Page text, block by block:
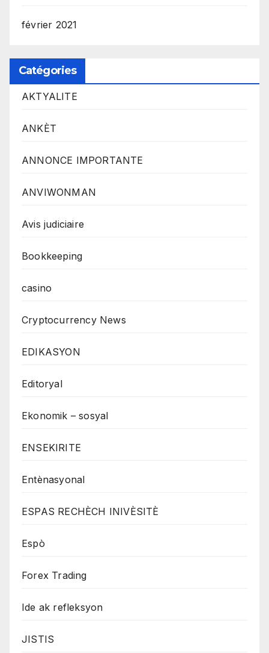
février 2021
Catégories
AKTYALITE
ANKÈT
ANNONCE IMPORTANTE
ANVIWONMAN
Avis judiciaire
Bookkeeping
casino
Cryptocurrency News
EDIKASYON
Editoryal
Ekonomik – sosyal
ENSEKIRITE
Entènasyonal
ESPAS RECHÈCH INIVÈSITÈ
Espò
Forex Trading
Ide ak refleksyon
JISTIS